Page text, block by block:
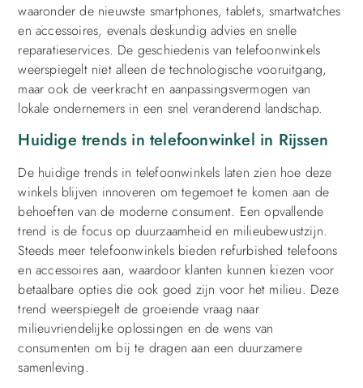
waaronder de nieuwste smartphones, tablets, smartwatches
en accessoires, evenals deskundig advies en snelle
reparatieservices. De geschiedenis van telefoonwinkels
weerspiegelt niet alleen de technologische vooruitgang,
maar ook de veerkracht en aanpassingsvermogen van
lokale ondernemers in een snel veranderend landschap.
Huidige trends in telefoonwinkel in Rijssen
De huidige trends in telefoonwinkels laten zien hoe deze
winkels blijven innoveren om tegemoet te komen aan de
behoeften van de moderne consument. Een opvallende
trend is de focus op duurzaamheid en milieubewustzijn.
Steeds meer telefoonwinkels bieden refurbished telefoons
en accessoires aan, waardoor klanten kunnen kiezen voor
betaalbare opties die ook goed zijn voor het milieu. Deze
trend weerspiegelt de groeiende vraag naar
milieuvriendelijke oplossingen en de wens van
consumenten om bij te dragen aan een duurzamere
samenleving.